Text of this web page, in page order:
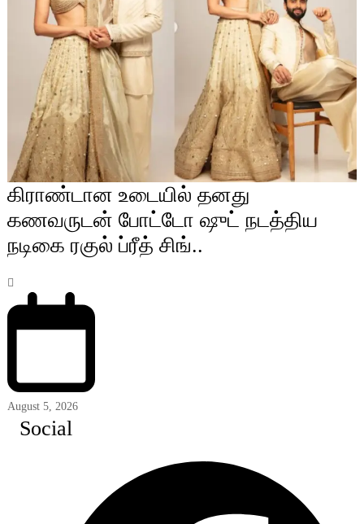
கிராண்டான உடையில் தனது
கணவருடன் போட்டோ ஷுட் நடத்திய
நடிகை ரகுல் ப்ரீத் சிங்..
August 5, 2026
Social